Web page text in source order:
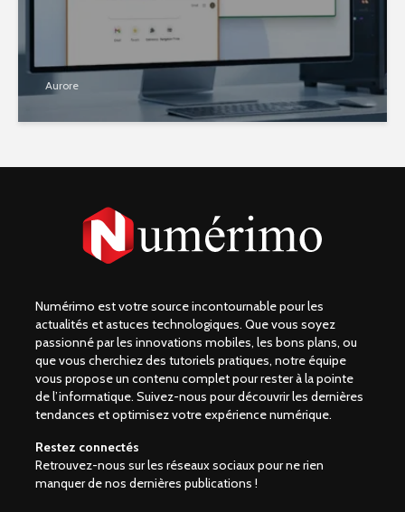
Aurore
Numérimo est votre source incontournable pour les
actualités et astuces technologiques. Que vous soyez
passionné par les innovations mobiles, les bons plans, ou
que vous cherchiez des tutoriels pratiques, notre équipe
vous propose un contenu complet pour rester à la pointe
de l’informatique. Suivez-nous pour découvrir les dernières
tendances et optimisez votre expérience numérique.
Restez connectés
Retrouvez-nous sur les réseaux sociaux pour ne rien
manquer de nos dernières publications !